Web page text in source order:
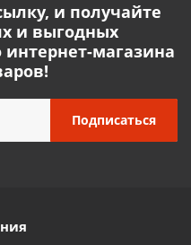
и получайте
и выгодных
магазина